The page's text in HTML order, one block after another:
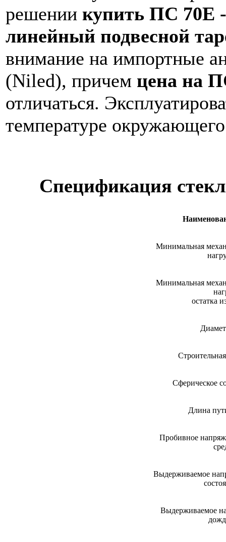
решении купить ПС 70Е -
линейный подвесной
внимание на импортные
(Niled), причем цена на
отличаться.
температуре
Спецификация
Минимальная
Минимальная
остатка
Сферическое
Длина
Пробивное
Выдерживаемое
Выдерживаемое